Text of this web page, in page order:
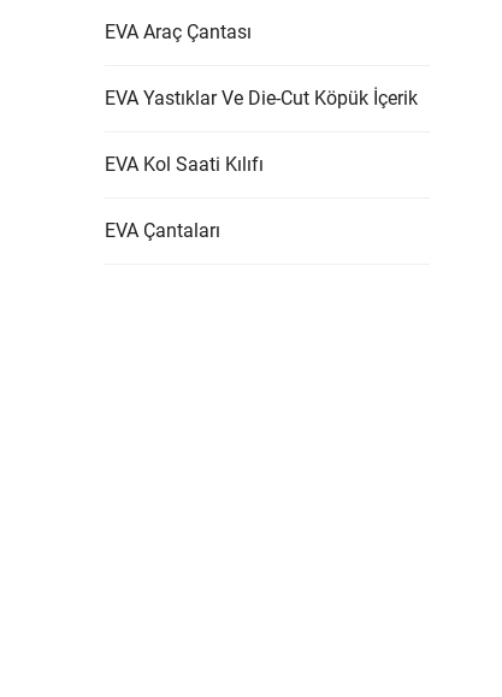
EVA Araç Çantası
EVA Yastıklar Ve Die-Cut Köpük İçerik
EVA Kol Saati Kılıfı
EVA Çantaları